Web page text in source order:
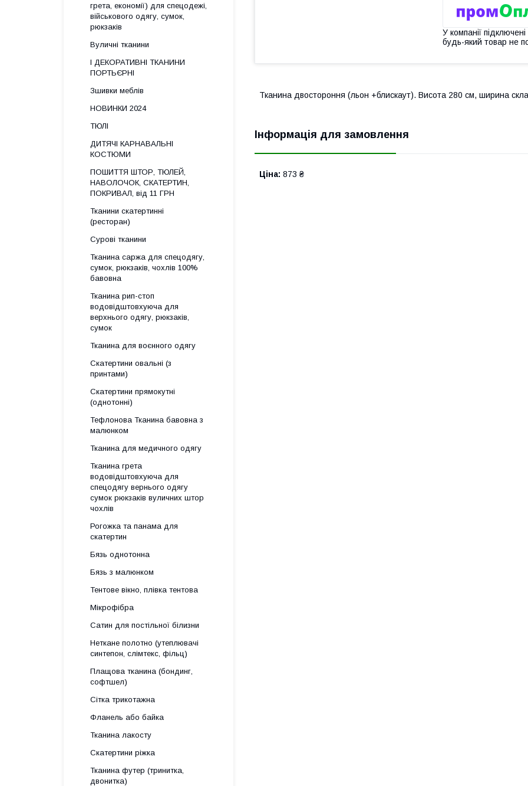
У компанії
будь-який товар не
Тканина двостороння (льон +блискаут). Висота 280 см, ширина
Інформація для замовлення
Ціна: 873 ₴
грета, економії) для спецодежі,
військового одягу, сумок,
рюкзаків
Вуличні тканини
І ДЕКОРАТИВНІ ТКАНИНИ
ПОРТЬЄРНІ
Зшивки меблів
НОВИНКИ 2024
ТЮЛІ
ДИТЯЧІ КАРНАВАЛЬНІ
КОСТЮМИ
ПОШИТТЯ ШТОР, ТЮЛЕЙ,
НАВОЛОЧОК, СКАТЕРТИН,
ПОКРИВАЛ, від 11 ГРН
Тканини скатертинні
(ресторан)
Сурові тканини
Тканина саржа для спецодягу,
сумок, рюкзаків, чохлів 100%
бавовна
Тканина рип-стоп
водовідштовхуюча для
верхнього одягу, рюкзаків,
сумок
Тканина для воєнного одягу
Скатертини овальні (з
принтами)
Скатертини прямокутні
(однотонні)
Тефлонова Тканина бавовна з
малюнком
Тканина для медичного одягу
Тканина грета
водовідштовхуюча для
спецодягу вернього одягу
сумок рюкзаків вуличних штор
чохлів
Рогожка та панама для
скатертин
Бязь однотонна
Бязь з малюнком
Тентове вікно, плівка тентова
Мікрофібра
Сатин для постільної білизни
Неткане полотно (утеплювачі
синтепон, слімтекс, фільц)
Плащова тканина (бондинг,
софтшел)
Сітка трикотажна
Фланель або байка
Тканина лакосту
Скатертини ріжка
Тканина футер (тринитка,
двонитка)